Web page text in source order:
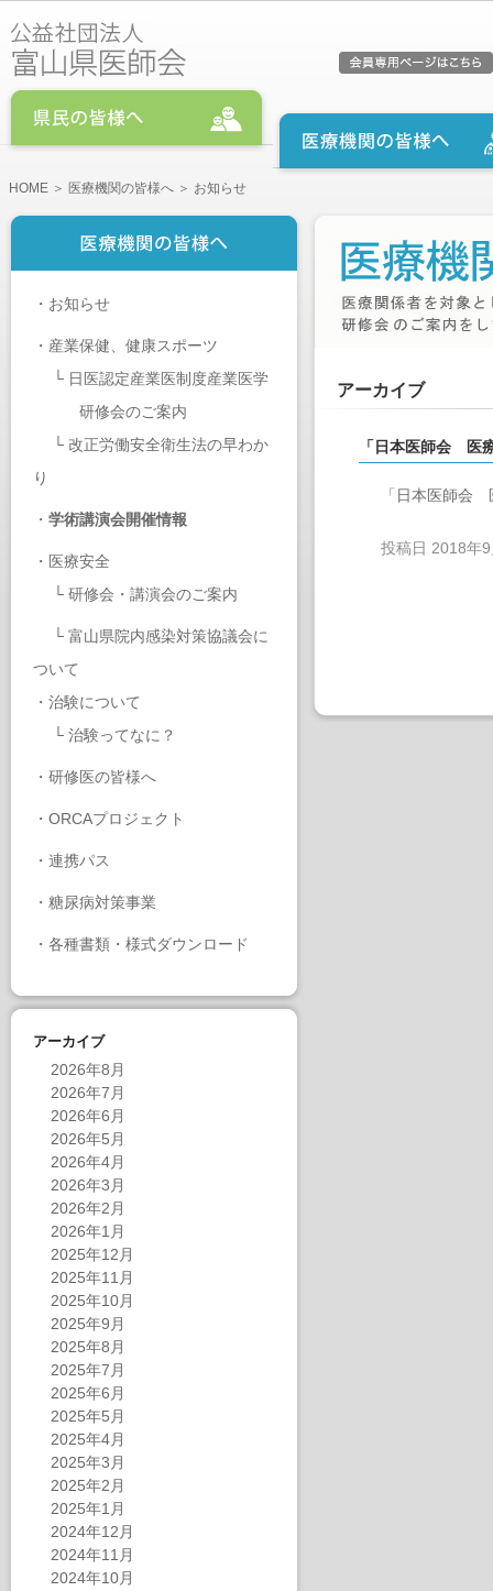
HOME ＞ 医療機関の皆様へ ＞ お知らせ
・ お知らせ
・ 産業保健、健康スポーツ
└ 日医認定産業医制度産業医学
研修会のご案内
└ 改正労働安全衛生法の早わか
り
・ 学術講演会開催情報
・ 医療安全
└ 研修会・講演会のご案内
└ 富山県院内感染対策協議会に
ついて
・ 治験について
└ 治験ってなに？
・ 研修医の皆様へ
・ ORCAプロジェクト
・ 連携パス
・ 糖尿病対策事業
・ 各種書類・様式ダウンロード
アーカイブ
2026年8月
2026年7月
2026年6月
2026年5月
2026年4月
2026年3月
2026年2月
2026年1月
2025年12月
2025年11月
2025年10月
2025年9月
2025年8月
2025年7月
2025年6月
2025年5月
2025年4月
2025年3月
2025年2月
2025年1月
2024年12月
2024年11月
2024年10月
アーカイブ
「日本医師会 医
「日本医師会
投稿日 2018年